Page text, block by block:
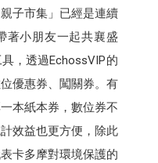
子市集」已經是連續
著小朋友一起共襄盛
，透過EchossVIP的
優惠券、闖關券。有
本紙本券，數位券不
效益也更方便，除此
卡多摩對環境保護的